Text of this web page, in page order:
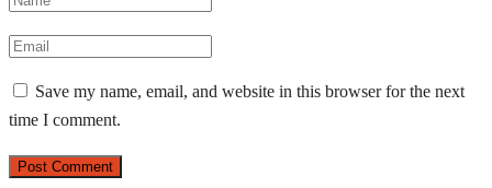
Save my name, email, and website in this browser for the next
time I comment.